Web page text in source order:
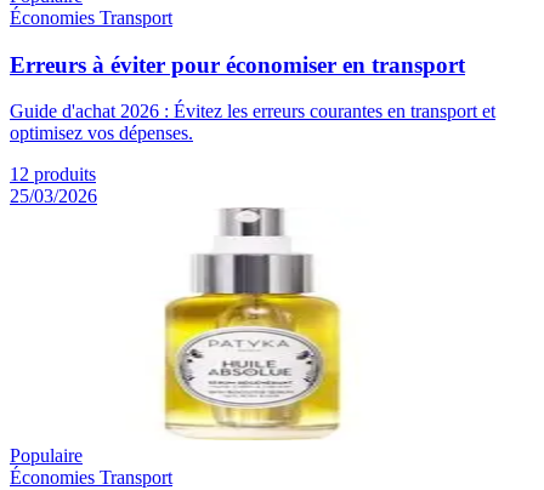
Économies Transport
Erreurs à éviter pour économiser en transport
Guide d'achat 2026 : Évitez les erreurs courantes en transport et
optimisez vos dépenses.
12 produits
25/03/2026
Populaire
Économies Transport